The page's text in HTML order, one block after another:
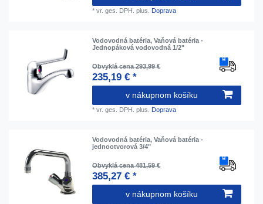
*vr. ges. DPH. plus. Doprava
Vodovodná batéria, Vaňová batéria -
Jednopáková vodovodná 1/2"
Obvyklá cena 293,99 €
235,19 € *
v nákupnom košíku
*vr. ges. DPH. plus. Doprava
Vodovodná batéria, Vaňová batéria -
jednootvorová 3/4"
Obvyklá cena 481,59 €
385,27 € *
v nákupnom košíku